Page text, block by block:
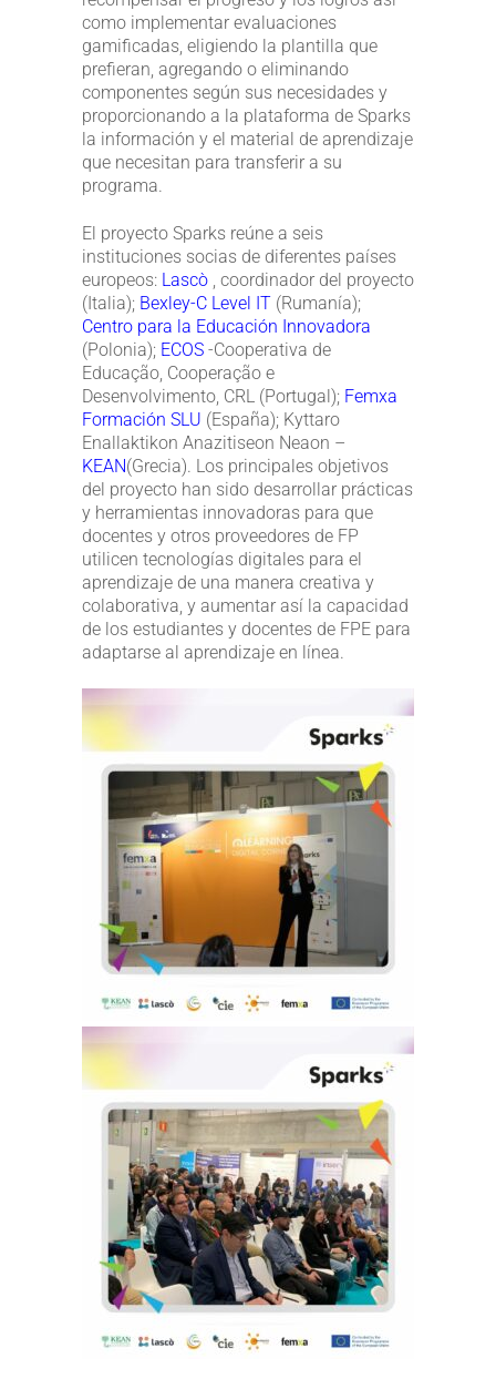
como implementar evaluaciones
gamificadas, eligiendo la plantilla que
prefieran, agregando o eliminando
componentes según sus necesidades y
proporcionando a la plataforma de Sparks
la información y el material de aprendizaje
que necesitan para transferir a su
programa.
El proyecto Sparks reúne a seis
instituciones socias de diferentes países
europeos: Lascò , coordinador del proyecto
(Italia); Bexley-C Level IT (Rumanía);
Centro para la Educación Innovadora
(Polonia); ECOS -Cooperativa de
Educação, Cooperação e
Desenvolvimento, CRL (Portugal); Femxa
Formación SLU (España); Kyttaro
Enallaktikon Anazitiseon Neaon –
KEAN(Grecia). Los principales objetivos
del proyecto han sido desarrollar prácticas
y herramientas innovadoras para que
docentes y otros proveedores de FP
utilicen tecnologías digitales para el
aprendizaje de una manera creativa y
colaborativa, y aumentar así la capacidad
de los estudiantes y docentes de FPE para
adaptarse al aprendizaje en línea.